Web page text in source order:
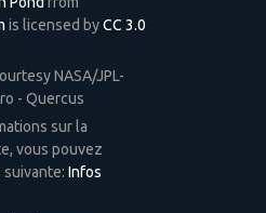
is licensed byCC 3.0
NASA/JPL-
- Quercus
sur la
vous pouvez
Infos